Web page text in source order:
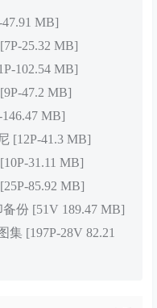
MB]
25.32 MB]
102.54 MB]
47.2 MB]
MB]
[12P-41.3 MB]
31.11 MB]
85.92 MB]
份 [51V 189.47 MB]
集 [197P-28V 82.21